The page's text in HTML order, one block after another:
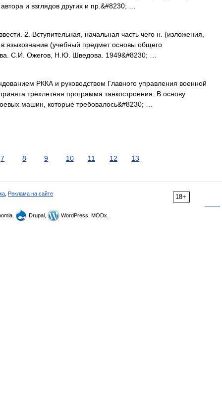
и взглядов других и пр.&#8230; …
2. Вступительная, начальная часть чего н. (изложения,
в языкознание (учебный предмет основы общего
С.И. Ожегов, Н.Ю. Шведова. 1949&#8230; …
РККА и руководством Главного управления военной
трехлетняя программа танкостроения. В основу
машин, которые требовалось&#8230; …
7 8 9 10 11 12 13
18+
Реклама на сайте
Drupal, WordPress, MODx.